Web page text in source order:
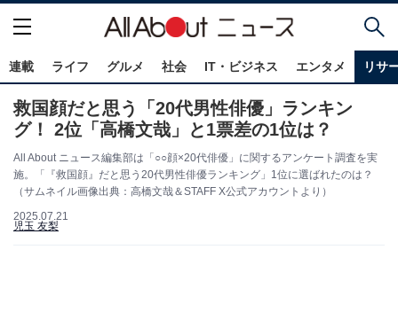
連載 ライフ グルメ 社会 IT・ビジネス エンタメ リサ
救国顔だと思う「20代男性俳優」ランキン
グ！ 2位「高橋文哉」と1票差の1位は？
All About ニュース編集部は「○○顔×20代俳優」に関するアンケート調査を実
施。「『救国顔』だと思う20代男性俳優ランキング」1位に選ばれたのは？
（サムネイル画像出典：高橋文哉＆STAFF X公式アカウントより）
2025.07.21
児玉 友梨